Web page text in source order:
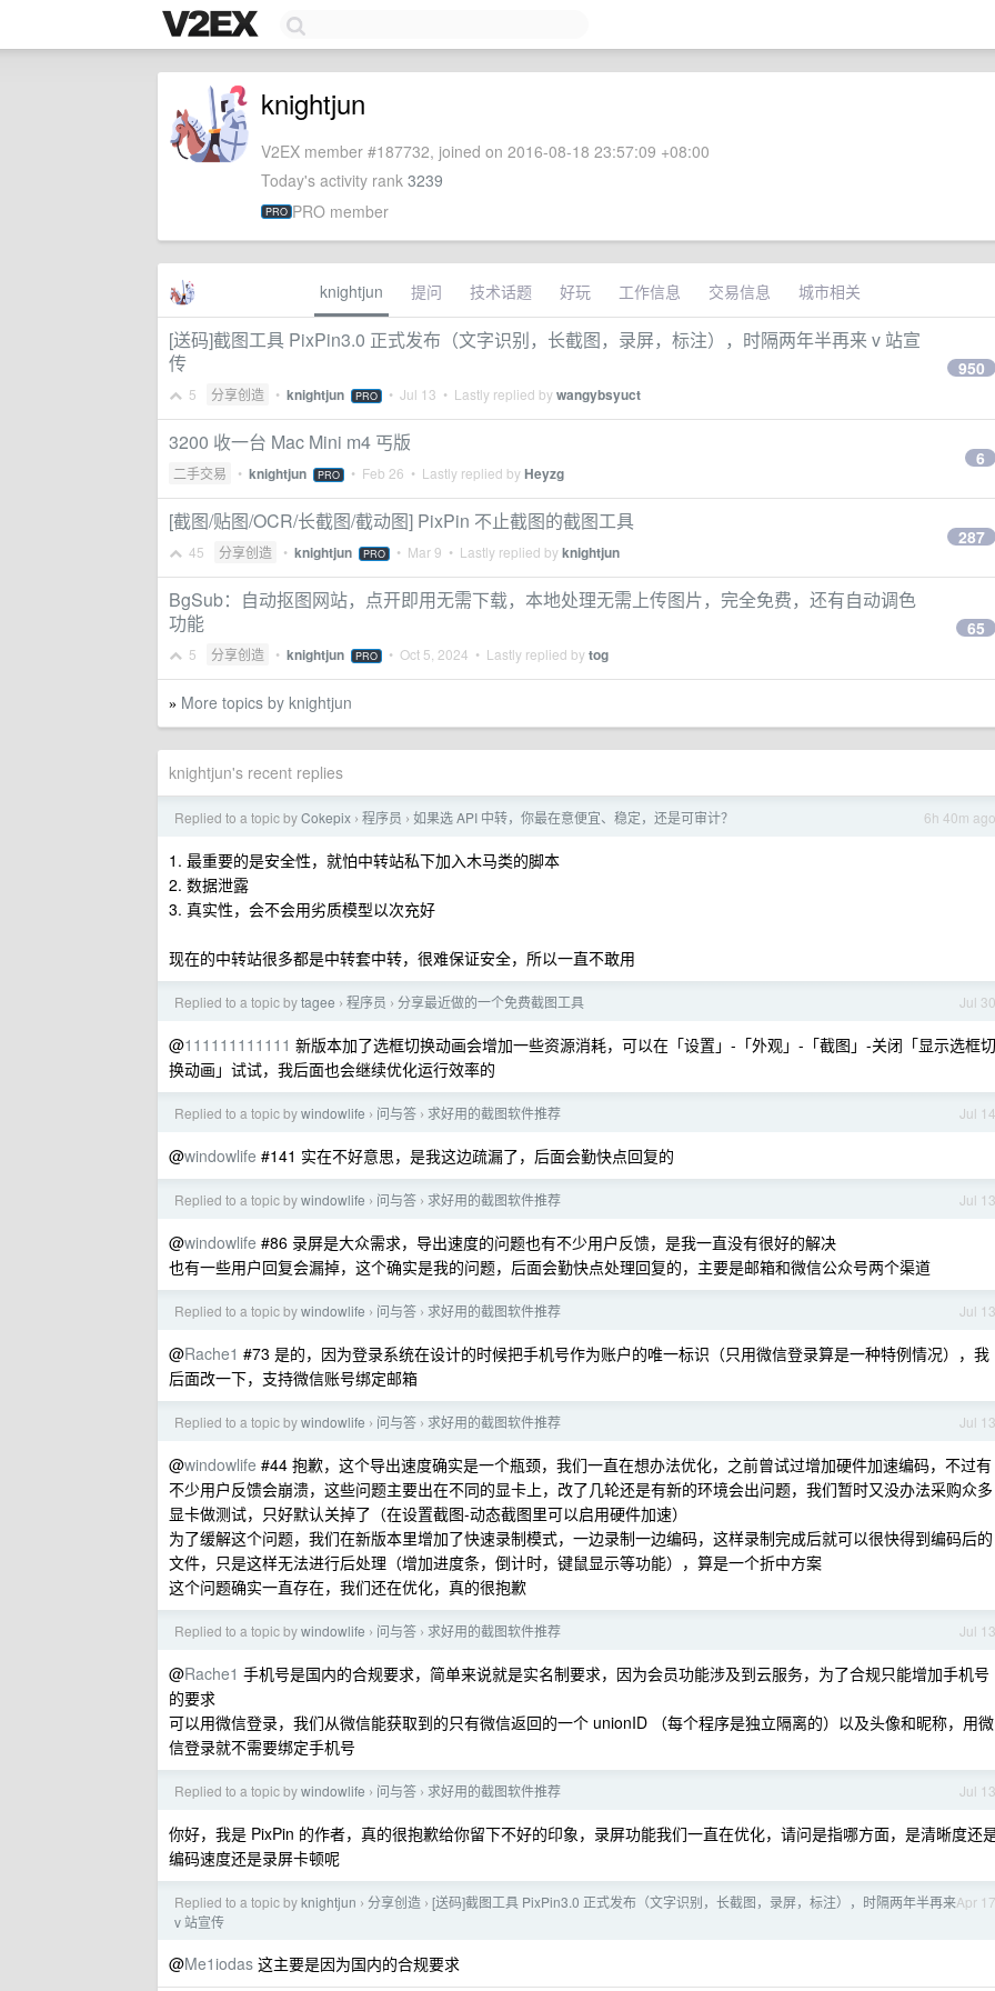
knightjun
V2EX member #187732, joined on 2016-08-18 23:57:09 +08:00
Today's activity rank 3239
PRO PRO member
knightjun 提问 技术话题 好玩 工作信息 交易信息 城市相关
[送码]截图工具 PixPin3.0 正式发布（文字识别，长截图，录屏，标注），时隔两年半再来 v 站宣
传
5 分享创造 • knightjun PRO • Jul 13 • Lastly replied bywangybsyuct
950
3200 收一台 Mac Mini m4 丐版
二手交易 • knightjun PRO • Feb 26 • Lastly replied byHeyzg
6
[截图/贴图/OCR/长截图/截动图] PixPin 不止截图的截图工具
45 分享创造 • knightjun PRO • Mar 9 • Lastly replied byknightjun
287
BgSub：自动抠图网站，点开即用无需下载，本地处理无需上传图片，完全免费，还有自动调色
功能
5 分享创造 • knightjun PRO • Oct 5, 2024 • Lastly replied bytog
65
» More topics by knightjun
knightjun's recent replies
6h 40m ago
Replied to a topic byCokepix › 程序员 › 如果选 API 中转，你最在意便宜、稳定，还是可审计？
1. 最重要的是安全性，就怕中转站私下加入木马类的脚本
2. 数据泄露
3. 真实性，会不会用劣质模型以次充好
现在的中转站很多都是中转套中转，很难保证安全，所以一直不敢用
Jul 30
Replied to a topic bytagee › 程序员 › 分享最近做的一个免费截图工具
@111111111111 新版本加了选框切换动画会增加一些资源消耗，可以在「设置」-「外观」-「截图」-关闭「显示选框切
换动画」试试，我后面也会继续优化运行效率的
Jul 14
Replied to a topic bywindowlife › 问与答 › 求好用的截图软件推荐
@windowlife #141 实在不好意思，是我这边疏漏了，后面会勤快点回复的
Jul 13
Replied to a topic bywindowlife › 问与答 › 求好用的截图软件推荐
@windowlife #86 录屏是大众需求，导出速度的问题也有不少用户反馈，是我一直没有很好的解决
也有一些用户回复会漏掉，这个确实是我的问题，后面会勤快点处理回复的，主要是邮箱和微信公众号两个渠道
Jul 13
Replied to a topic bywindowlife › 问与答 › 求好用的截图软件推荐
@Rache1 #73 是的，因为登录系统在设计的时候把手机号作为账户的唯一标识（只用微信登录算是一种特例情况），我
后面改一下，支持微信账号绑定邮箱
Jul 13
Replied to a topic bywindowlife › 问与答 › 求好用的截图软件推荐
@windowlife #44 抱歉，这个导出速度确实是一个瓶颈，我们一直在想办法优化，之前曾试过增加硬件加速编码，不过有
不少用户反馈会崩溃，这些问题主要出在不同的显卡上，改了几轮还是有新的环境会出问题，我们暂时又没办法采购众多
显卡做测试，只好默认关掉了（在设置截图-动态截图里可以启用硬件加速）
为了缓解这个问题，我们在新版本里增加了快速录制模式，一边录制一边编码，这样录制完成后就可以很快得到编码后的
文件，只是这样无法进行后处理（增加进度条，倒计时，键鼠显示等功能），算是一个折中方案
这个问题确实一直存在，我们还在优化，真的很抱歉
Jul 13
Replied to a topic bywindowlife › 问与答 › 求好用的截图软件推荐
@Rache1 手机号是国内的合规要求，简单来说就是实名制要求，因为会员功能涉及到云服务，为了合规只能增加手机号
的要求
可以用微信登录，我们从微信能获取到的只有微信返回的一个 unionID （每个程序是独立隔离的）以及头像和昵称，用微
信登录就不需要绑定手机号
Jul 13
Replied to a topic bywindowlife › 问与答 › 求好用的截图软件推荐
你好，我是 PixPin 的作者，真的很抱歉给你留下不好的印象，录屏功能我们一直在优化，请问是指哪方面，是清晰度还
编码速度还是录屏卡顿呢
Apr 17
Replied to a topic byknightjun › 分享创造 › [送码]截图工具 PixPin3.0 正式发布（文字识别，长截图，录屏，标注），时隔两年半再来
v 站宣传
@Me1iodas 这主要是因为国内的合规要求